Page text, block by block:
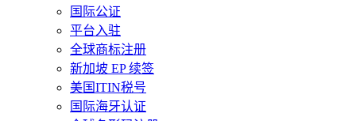
国际公证
平台入驻
全球商标注册
新加坡 EP 续签
美国ITIN税号
国际海牙认证